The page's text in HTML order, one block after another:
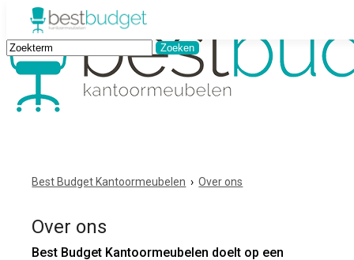
Best Budget Kantoormeubelen › Over ons
Over ons
Best Budget Kantoormeubelen doelt op een